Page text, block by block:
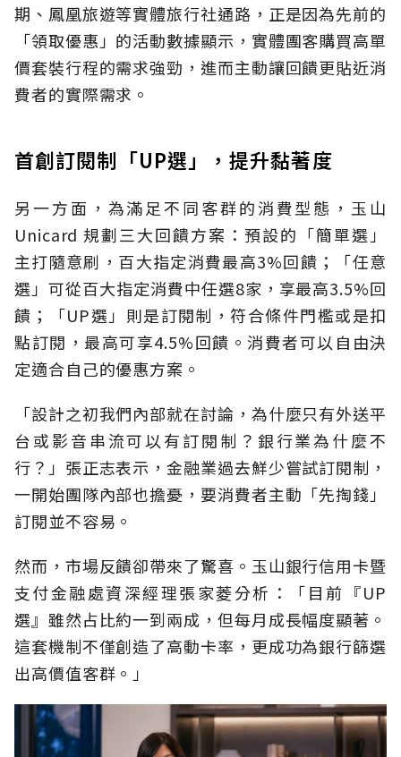
期、鳳凰旅遊等實體旅行社通路，正是因為先前的
「領取優惠」的活動數據顯示，實體團客購買高單
價套裝行程的需求強勁，進而主動讓回饋更貼近消
費者的實際需求。
首創訂閱制「UP選」，提升黏著度
另一方面，為滿足不同客群的消費型態，玉山
Unicard 規劃三大回饋方案：預設的「簡單選」
主打隨意刷，百大指定消費最高3%回饋；「任意
選」可從百大指定消費中任選8家，享最高3.5%回
饋；「UP選」則是訂閱制，符合條件門檻或是扣
點訂閱，最高可享4.5%回饋。消費者可以自由決
定適合自己的優惠方案。
「設計之初我們內部就在討論，為什麼只有外送平
台或影音串流可以有訂閱制？銀行業為什麼不
行？」張正志表示，金融業過去鮮少嘗試訂閱制，
一開始團隊內部也擔憂，要消費者主動「先掏錢」
訂閱並不容易。
然而，市場反饋卻帶來了驚喜。玉山銀行信用卡暨
支付金融處資深經理張家菱分析：「目前『UP
選』雖然占比約一到兩成，但每月成長幅度顯著。
這套機制不僅創造了高動卡率，更成功為銀行篩選
出高價值客群。」